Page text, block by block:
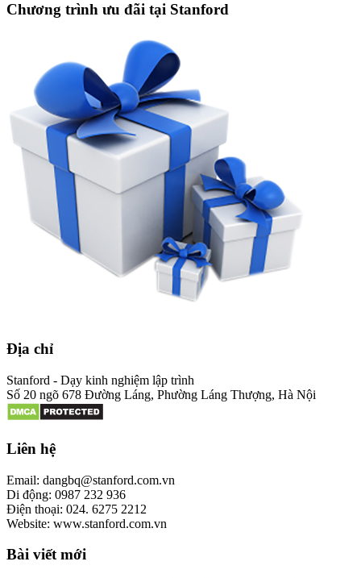
Chương trình ưu đãi tại Stanford
Địa chỉ
Stanford - Dạy kinh nghiệm lập trình
Số 20 ngõ 678 Đường Láng, Phường Láng Thượng, Hà Nội
Liên hệ
Email: dangbq@stanford.com.vn
Di động: 0987 232 936
Điện thoại: 024. 6275 2212
Website: www.stanford.com.vn
Bài viết mới